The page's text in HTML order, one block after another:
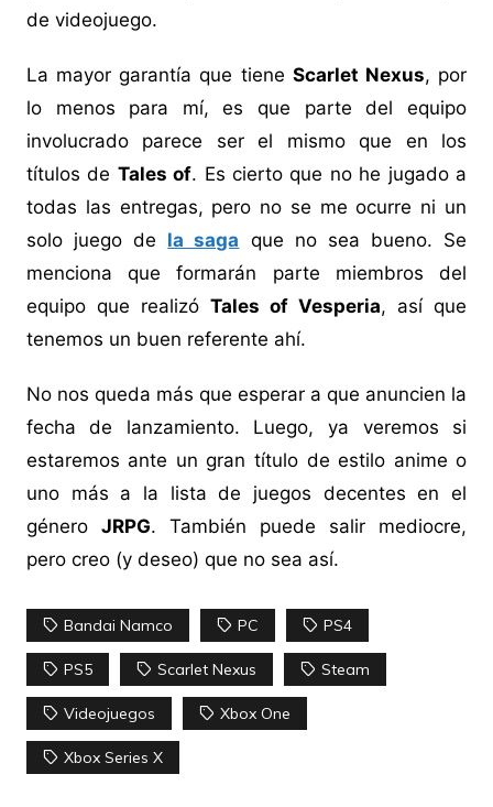
de videojuego.
La mayor garantía que tiene Scarlet Nexus, por
lo menos para mí, es que parte del equipo
involucrado parece ser el mismo que en los
títulos de Tales of. Es cierto que no he jugado a
todas las entregas, pero no se me ocurre ni un
solo juego de la saga que no sea bueno. Se
menciona que formarán parte miembros del
equipo que realizó Tales of Vesperia, así que
tenemos un buen referente ahí.
No nos queda más que esperar a que anuncien la
fecha de lanzamiento. Luego, ya veremos si
estaremos ante un gran título de estilo anime o
uno más a la lista de juegos decentes en el
género JRPG. También puede salir mediocre,
pero creo (y deseo) que no sea así.
Bandai Namco PC PS4
PS5 Scarlet Nexus Steam
Videojuegos Xbox One
Xbox Series X